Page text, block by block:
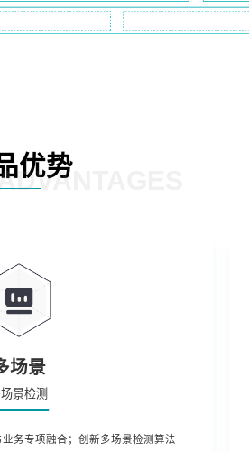
优势
场景
景检测
务专项融合；创新多场景检测算法